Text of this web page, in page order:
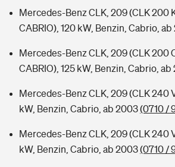
Mercedes-Benz CLK, 209 (CLK 200
CABRIO), 120 kW, Benzin, Cabrio,
Mercedes-Benz CLK, 209 (CLK 200
CABRIO), 125 kW, Benzin, Cabrio,
Mercedes-Benz CLK, 209 (CLK 240
kW, Benzin, Cabrio, ab 2003(0710 /
Mercedes-Benz CLK, 209 (CLK 240
kW, Benzin, Cabrio, ab 2003(0710 /